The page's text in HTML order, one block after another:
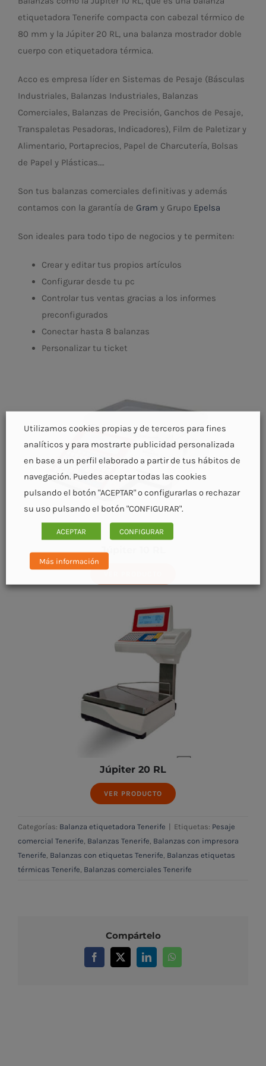
etiquetadora Tenerife compacta con cabezal térmico de
80 mm y la Júpiter 20 RL, una balanza mostrador doble
cuerpo con etiquetadora térmica.
Acco es empresa líder en Sistemas de Pesaje (Básculas
Industriales, Balanzas Industriales, Balanzas
Comerciales, Balanzas de Precisión, Ganchos de Pesaje,
Transpaletas Pesadoras, Indicadores), Film de Paletizar y
Alimentario, Portaprecios, Papel de Charcutería, Bolsas
de Papel y Plásticas….
Son tus balanzas comerciales definitivas y además
contamos con la garantía de Gram y Grupo Epelsa
Son ideales para todo tipo de negocios y te permiten:
Crear y editar tus propios artículos
Configurar desde tu pc
Controlar tus ventas gracias a los informes
preconfigurados
Conectar hasta 8 balanzas
Personalizar tu ticket
Júpiter 10 RL
Júpiter 20 RL
VER PRODUCTO
Categorías: Balanza etiquetadora Tenerife | Etiquetas: Pesaje
comercial Tenerife Balanzas Tenerife Balanzas con impresora
Tenerife Balanzas con etiquetas Tenerife Balanzas etiquetas
térmicas Tenerife Balanzas comerciales Tenerife
Compártelo
Facebook
X LinkedInWhatsApp
Utilizamos cookies propias y de terceros para fines
analíticos y para mostrarte publicidad personalizada
en base a un perfil elaborado a partir de tus hábitos de
navegación. Puedes aceptar todas las cookies
pulsando el botón "ACEPTAR" o configurarlas o rechazar
su uso pulsando el botón "CONFIGURAR".
ACEPTAR CONFIGURAR
Más información